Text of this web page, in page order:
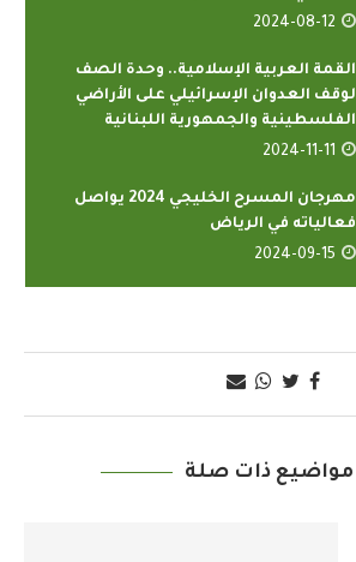
2024-08-12
القمة العربية الإسلامية.. وحدة الصف
لوقف العدوان الإسرائيلي على الأراضي
الفلسطينية والجمهورية اللبنانية
2024-11-11
مهرجان المسرح الخليجي 2024 يواصل
فعالياته في الرياض
2024-09-15
مواضيع ذات صلة